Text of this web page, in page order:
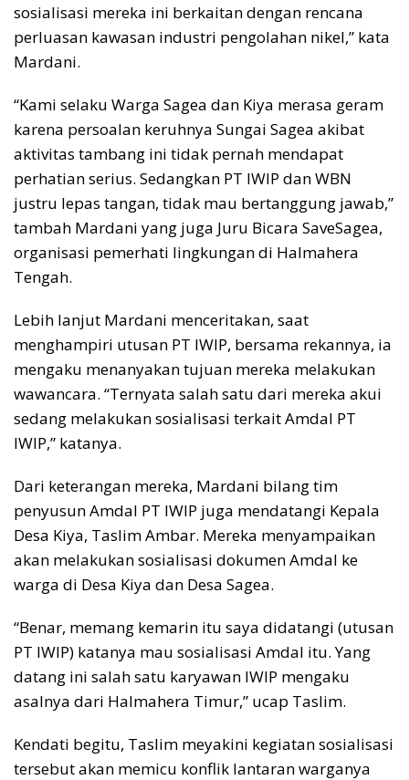
sosialisasi mereka ini berkaitan dengan rencana
perluasan kawasan industri pengolahan nikel,” kata
Mardani.
“Kami selaku Warga Sagea dan Kiya merasa geram
karena persoalan keruhnya Sungai Sagea akibat
aktivitas tambang ini tidak pernah mendapat
perhatian serius. Sedangkan PT IWIP dan WBN
justru lepas tangan, tidak mau bertanggung jawab,”
tambah Mardani yang juga Juru Bicara SaveSagea,
organisasi pemerhati lingkungan di Halmahera
Tengah.
Lebih lanjut Mardani menceritakan, saat
menghampiri utusan PT IWIP, bersama rekannya, ia
mengaku menanyakan tujuan mereka melakukan
wawancara. “Ternyata salah satu dari mereka akui
sedang melakukan sosialisasi terkait Amdal PT
IWIP,” katanya.
Dari keterangan mereka, Mardani bilang tim
penyusun Amdal PT IWIP juga mendatangi Kepala
Desa Kiya, Taslim Ambar. Mereka menyampaikan
akan melakukan sosialisasi dokumen Amdal ke
warga di Desa Kiya dan Desa Sagea.
“Benar, memang kemarin itu saya didatangi (utusan
PT IWIP) katanya mau sosialisasi Amdal itu. Yang
datang ini salah satu karyawan IWIP mengaku
asalnya dari Halmahera Timur,” ucap Taslim.
Kendati begitu, Taslim meyakini kegiatan sosialisasi
tersebut akan memicu konflik lantaran warganya